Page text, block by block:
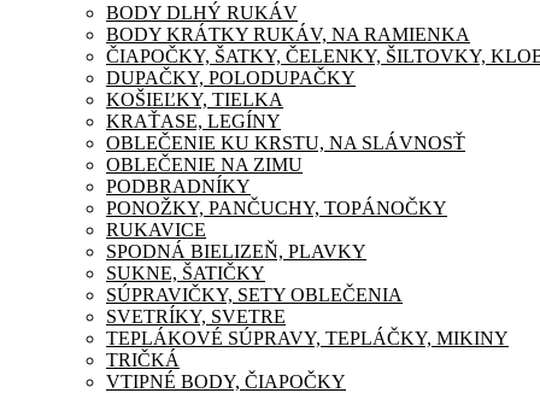
BODY DLHÝ RUKÁV
BODY KRÁTKY RUKÁV, NA RAMIENKA
ČIAPOČKY, ŠATKY, ČELENKY, ŠILTOVKY,
DUPAČKY, POLODUPAČKY
KOŠIEĽKY, TIELKA
KRAŤASE, LEGÍNY
OBLEČENIE KU KRSTU, NA SLÁVNOSŤ
OBLEČENIE NA ZIMU
PODBRADNÍKY
PONOŽKY, PANČUCHY, TOPÁNOČKY
RUKAVICE
SPODNÁ BIELIZEŇ, PLAVKY
SUKNE, ŠATIČKY
SÚPRAVIČKY, SETY OBLEČENIA
SVETRÍKY, SVETRE
TEPLÁKOVÉ SÚPRAVY, TEPLÁČKY, MIKINY
TRIČKÁ
VTIPNÉ BODY, ČIAPOČKY